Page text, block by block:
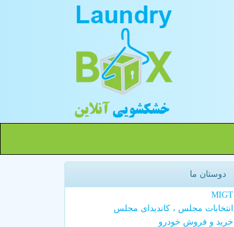
دوستان ما
MIGT
انتخابات مجلس ، کاندیدای مجلس
خرید و فروش خودرو